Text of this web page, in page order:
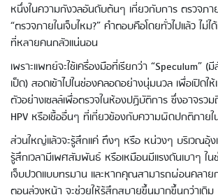
หนึ่งในความกังวลอันดับต้นๆ เกี่ยวกับการ ตรวจภา
“ตรวจภายในเจ็บไหม?” คำตอบคือโดยทั่วไปแล้ว ไม่
ที่หลายคนกลัวแน่นอน
เพราะแพทย์จะใช้เครื่องมือที่เรียกว่า “Speculum”
เป็ด) สอดเข้าไปในช่องคลอดอย่างนุ่มนวล เพื่อเปิดใ
ตัวอย่างเซลล์เพื่อตรวจในห้องปฏิบัติการ ซึ่งอาจรวม
HPV หรือเชื้ออื่นๆ ที่เกี่ยวข้องกับความผิดปกติภายใ
ส่วนใหญ่แล้วจะรู้สึกแค่ ตึงๆ หรือ หน่วงๆ บริเวณอุ้
รู้สึกเวลามีเพศสัมพันธ์ หรือเหมือนมีแรงดันเบาๆ ใน
เจ็บปวดแบบทรมาน และหากคุณสามารถผ่อนคลายก